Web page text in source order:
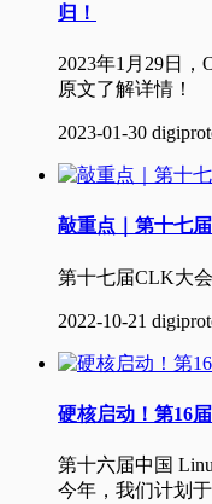
归！
2023年1月29日，
原文了解详情！
2023-01-30
敲重点｜第十七
第十七届CLK大
2022-10-21
硬核启动！第16
第十六届中国
今年，我们计划